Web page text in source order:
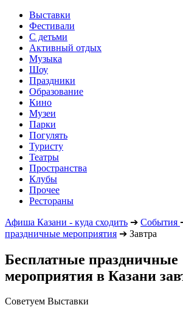
Выставки
Фестивали
С детьми
Активный отдых
Музыка
Шоу
Праздники
Образование
Кино
Музеи
Парки
Погулять
Туристу
Театры
Пространства
Клубы
Прочее
Рестораны
Афиша Казани - куда сходить ➔ События
праздничные мероприятия ➔ Завтра
Бесплатные праздничные
мероприятия в Казани
Советуем Выставки